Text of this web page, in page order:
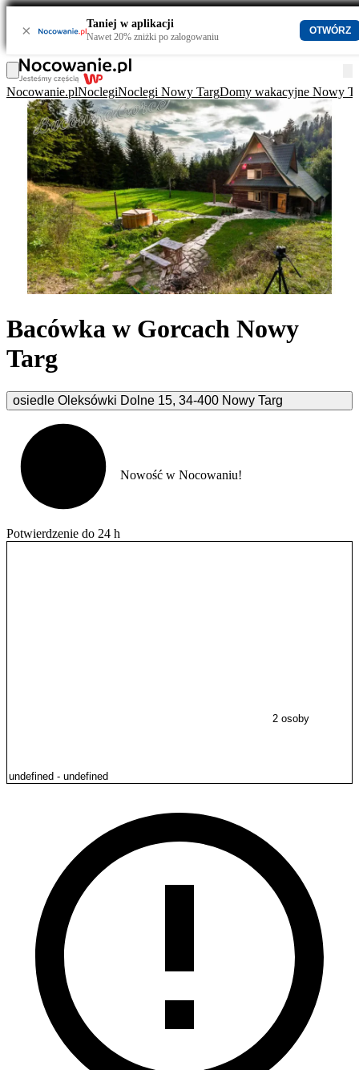
× Taniej w aplikacji
Nawet 20% zniżki po zalogowaniu
OTWÓRZ
Nocowanie.plNoclegiNoclegi Nowy TargDomy wakacyjne Nowy
Bacówka w Gorcach Nowy
Targ
osiedle Oleksówki Dolne 15, 34-400 Nowy Targ
Potwierdzenie do 24 h
Nowość w Nocowaniu!
2 osoby